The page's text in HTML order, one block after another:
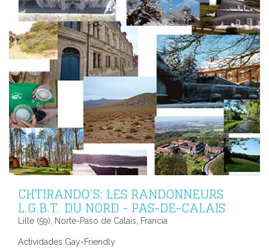
CHTIRANDO’S: LES RANDONNEURS
L.G.B.T. DU NORD - PAS-DE-CALAIS
Lille (59), Norte-Paso de Calais, Francia
Actividades Gay-Friendly